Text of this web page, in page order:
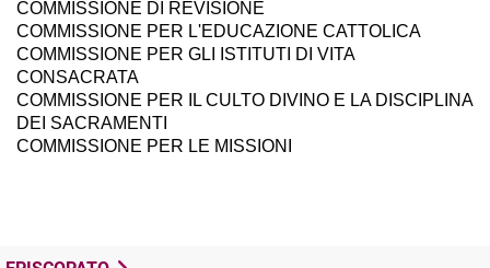
COMMISSIONE DI REVISIONE
COMMISSIONE PER L'EDUCAZIONE CATTOLICA
COMMISSIONE PER GLI ISTITUTI DI VITA
CONSACRATA
COMMISSIONE PER IL CULTO DIVINO E LA DISCIPLINA
DEI SACRAMENTI
COMMISSIONE PER LE MISSIONI